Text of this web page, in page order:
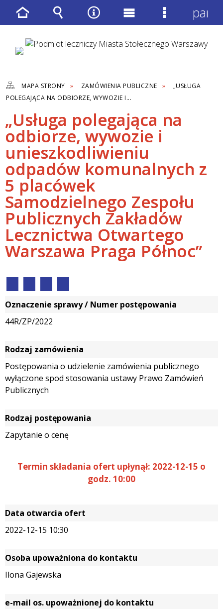
MAPA STRONY ZAMÓWIENIA PUBLICZNE
„USŁUGA
POLEGAJĄCA NA ODBIORZE, WYWOZIE I...
„Usługa polegająca na
odbiorze, wywozie i
unieszkodliwieniu
odpadów komunalnych z
5 placówek
Samodzielnego Zespołu
Publicznych Zakładów
Lecznictwa Otwartego
Warszawa Praga Północ”
Oznaczenie sprawy / Numer postępowania
44R/ZP/2022
Rodzaj zamówienia
Postępowania o udzielenie zamówienia publicznego
wyłączone spod stosowania ustawy Prawo Zamówień
Publicznych
Rodzaj postępowania
Zapytanie o cenę
Termin składania ofert upłynął: 2022-12-15 o
godz. 10:00
Data otwarcia ofert
2022-12-15 10:30
Osoba upoważniona do kontaktu
Ilona Gajewska
e-mail os. upoważnionej do kontaktu
Strona
główna
Wyszukiwarka
Narzędzia
Menu
główne
Menu
panel